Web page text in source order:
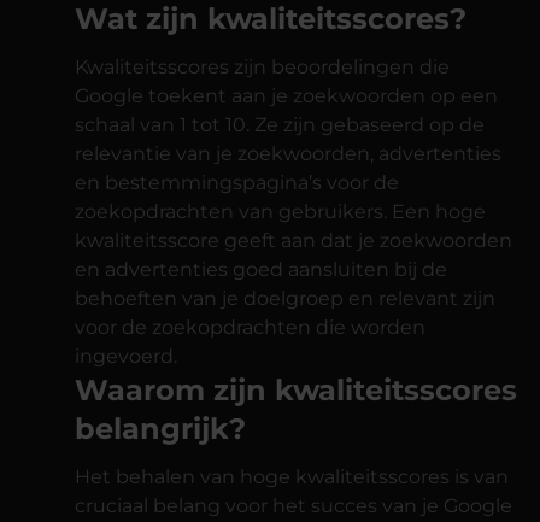
Wat zijn kwaliteitsscores?
Kwaliteitsscores zijn beoordelingen die
Google toekent aan je zoekwoorden op een
schaal van 1 tot 10. Ze zijn gebaseerd op de
relevantie van je zoekwoorden, advertenties
en bestemmingspagina’s voor de
zoekopdrachten van gebruikers. Een hoge
kwaliteitsscore geeft aan dat je zoekwoorden
en advertenties goed aansluiten bij de
behoeften van je doelgroep en relevant zijn
voor de zoekopdrachten die worden
ingevoerd.
Waarom zijn kwaliteitsscores
belangrijk?
Het behalen van hoge kwaliteitsscores is van
cruciaal belang voor het succes van je Google